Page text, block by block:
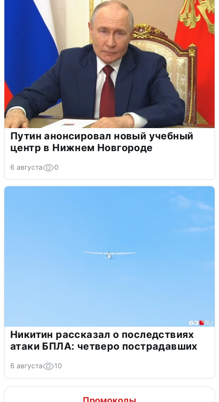
Путин анонсировал новый учебный
центр в Нижнем Новгороде
6 августа 0
Никитин рассказал о последствиях
атаки БПЛА: четверо пострадавших
6 августа 10